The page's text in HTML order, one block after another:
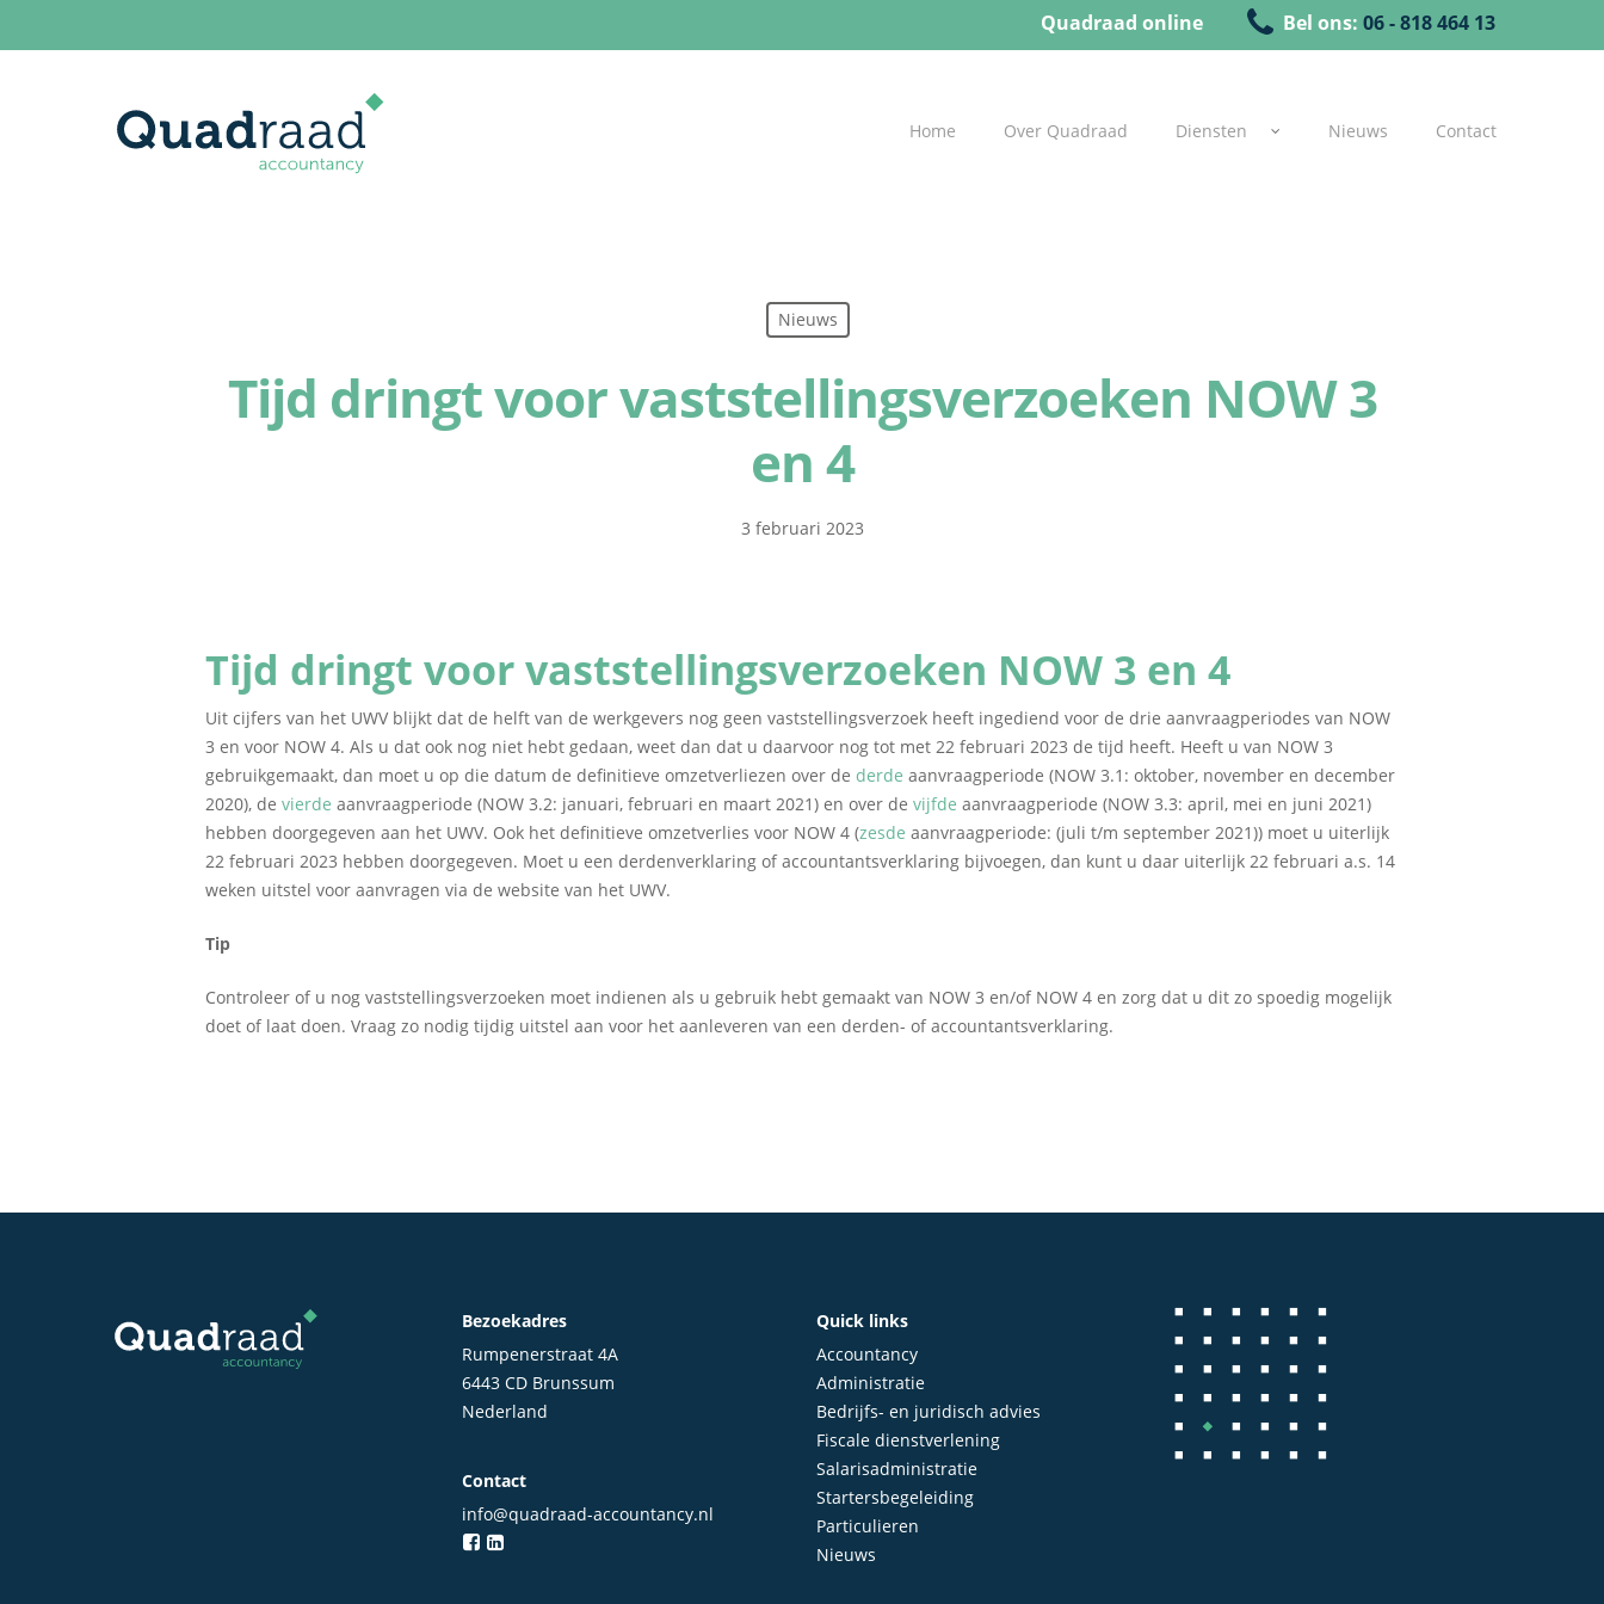
Quadraad online Bel ons: 06 - 818 464 13
Home Over Quadraad Diensten Nieuws Contact
Nieuws
Tijd dringt voor vaststellingsverzoeken NOW 3
en 4
3 februari 2023
Tijd dringt voor vaststellingsverzoeken NOW 3 en 4
Uit cijfers van het UWV blijkt dat de helft van de werkgevers nog geen vaststellingsverzoek heeft ingediend voor de drie aanvraagperiodes van NOW
3 en voor NOW 4. Als u dat ook nog niet hebt gedaan, weet dan dat u daarvoor nog tot met 22 februari 2023 de tijd heeft. Heeft u van NOW 3
gebruikgemaakt, dan moet u op die datum de definitieve omzetverliezen over de derde aanvraagperiode (NOW 3.1: oktober, november en december
2020), de vierde aanvraagperiode (NOW 3.2: januari, februari en maart 2021) en over de vijfde aanvraagperiode (NOW 3.3: april, mei en juni 2021)
hebben doorgegeven aan het UWV. Ook het definitieve omzetverlies voor NOW 4 (zesde aanvraagperiode: (juli t/m september 2021)) moet u uiterlijk
22 februari 2023 hebben doorgegeven. Moet u een derdenverklaring of accountantsverklaring bijvoegen, dan kunt u daar uiterlijk 22 februari a.s. 14
weken uitstel voor aanvragen via de website van het UWV.
Tip
Controleer of u nog vaststellingsverzoeken moet indienen als u gebruik hebt gemaakt van NOW 3 en/of NOW 4 en zorg dat u dit zo spoedig mogelijk
doet of laat doen. Vraag zo nodig tijdig uitstel aan voor het aanleveren van een derden- of accountantsverklaring.
Bezoekadres
Rumpenerstraat 4A
6443 CD Brunssum
Nederland
Contact
info@quadraad-accountancy.nl
Quick links
Accountancy
Administratie
Bedrijfs- en juridisch advies
Fiscale dienstverlening
Salarisadministratie
Startersbegeleiding
Particulieren
Nieuws